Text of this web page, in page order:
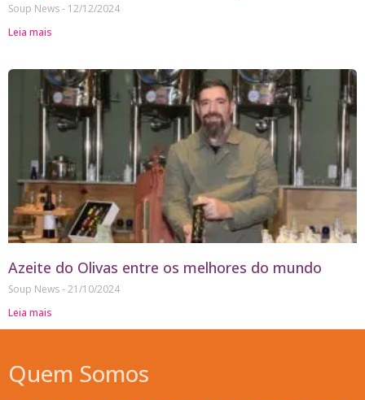
Soup News
12/12/2024
Leia mais
Azeite do Olivas entre os melhores do mundo
Soup News 21/10/2024
Leia mais
Quem Somos